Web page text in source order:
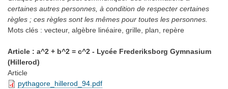
certaines autres personnes, à condition de respecter certaines
règles ; ces règles sont les mêmes pour toutes les personnes.
Mots clés : vecteur, algèbre linéaire, grille, plan, repère
Article : a^2 + b^2 = c^2 - Lycée Frederiksborg Gymnasium
(Hillerod)
Article
pythagore_hillerod_94.pdf